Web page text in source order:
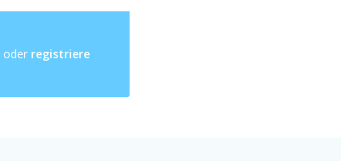
oder registriere